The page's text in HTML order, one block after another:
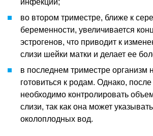
во втором триместре, ближе к
беременности, увеличивается
эстрогенов, что приводит к
слизи шейки матки и делает ее
в последнем триместре организм
готовиться к родам. Однако,
необходимо контролировать
слизи, так как она может
околоплодных вод.